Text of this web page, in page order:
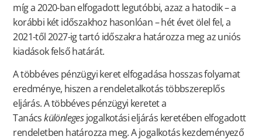
míg a 2020-ban elfogadott legutóbbi, azaz a hatodik – a
korábbi két időszakhoz hasonlóan – hét évet ölel fel, a
2021-től 2027-ig tartó időszakra határozza meg az uniós
kiadások felső határát.
A többéves pénzügyi keret elfogadása hosszas folyamat
eredménye, hiszen a rendeletalkotás többszereplős
eljárás. A többéves pénzügyi keretet a
Tanácskülönlegesjogalkotási eljárás keretében elfogadott
rendeletben határozza meg. A jogalkotás kezdeményező